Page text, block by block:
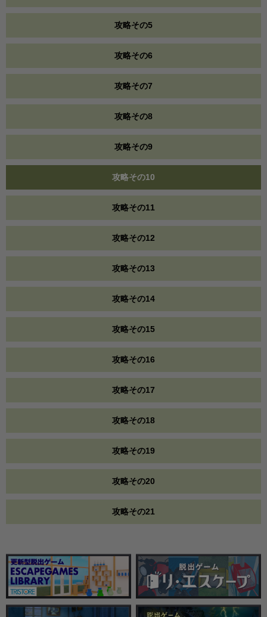
攻略その5
攻略その6
攻略その7
攻略その8
攻略その9
攻略その10
攻略その11
攻略その12
攻略その13
攻略その14
攻略その15
攻略その16
攻略その17
攻略その18
攻略その19
攻略その20
攻略その21